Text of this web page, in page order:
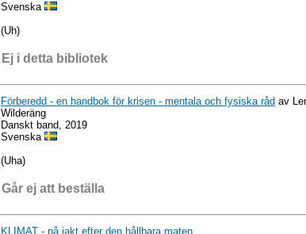
Svenska
(Uh)
Ej i detta bibliotek
Förberedd - en handbok för krisen - mentala och fysiska råd av
Wilderäng
Danskt band, 2019
Svenska
(Uha)
Går ej att beställa
KLIMAT - på jakt efter den hållbara maten